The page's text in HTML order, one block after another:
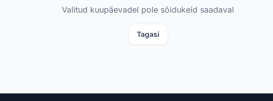
Valitud kuupäevadel pole sõidukeid saadaval
Tagasi